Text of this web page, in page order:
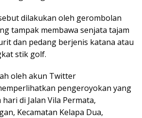
dilakukan oleh gerombolan
tampak membawa senjata tajam
dan pedang berjenis katana atau
stik golf.
oleh akun Twitter
pengeroyokan yang
di Jalan Vila Permata,
Kecamatan Kelapa Dua,